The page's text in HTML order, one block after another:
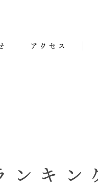
アクセス
キン